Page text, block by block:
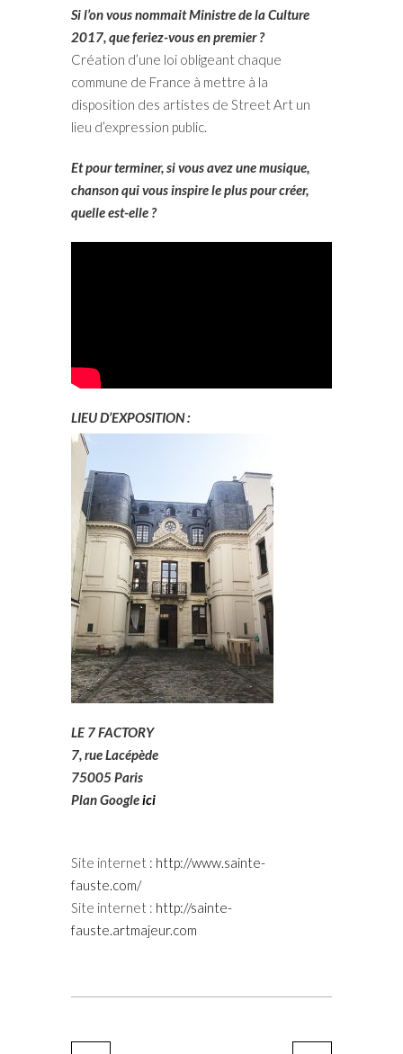
Si l’on vous nommait Ministre de la Culture
2017, que feriez-vous en premier ?
Création d’une loi obligeant chaque
commune de France à mettre à la
disposition des artistes de Street Art un
lieu d’expression public.
Et pour terminer, si vous avez une musique,
chanson qui vous inspire le plus pour créer,
quelle est-elle ?
LIEU D’EXPOSITION :
LE 7 FACTORY
7, rue Lacépède
75005 Paris
Plan Googleici
Site internet : http://www.sainte-
fauste.com/
Site internet : http://sainte-
fauste.artmajeur.com